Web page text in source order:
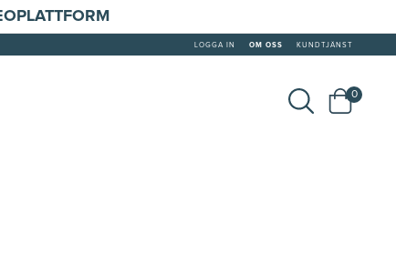
LOGGA IN OM OSS KUNDTJÄNST
0